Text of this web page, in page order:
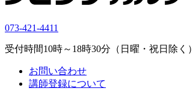
073-421-4411
受付時間10時～18時30分（日曜・祝日除く）
お問い合わせ
講師登録について